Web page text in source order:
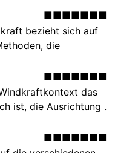
■■■■■■■
bezieht sich auf
die
■■■■■■■
das
ist, die Ausrichtung .
■■■■■■■